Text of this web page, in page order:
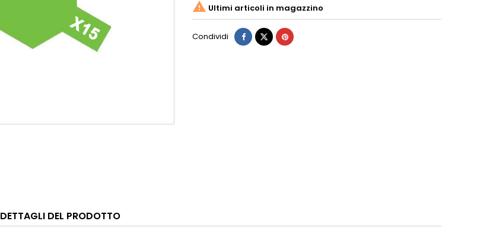
 Ultimi articoli in magazzino
Condividi
DETTAGLI DEL PRODOTTO